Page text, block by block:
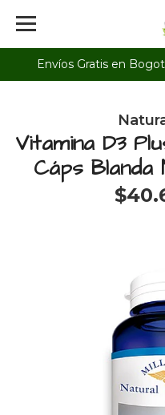
Envíos Gratis en
Vitamina D3
Cáps